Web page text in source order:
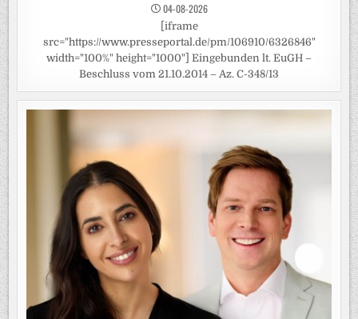
04-08-2026
[iframe
src="https://www.presseportal.de/pm/106910/6326846"
width="100%" height="1000"] Eingebunden lt. EuGH –
Beschluss vom 21.10.2014 – Az. C-348/13